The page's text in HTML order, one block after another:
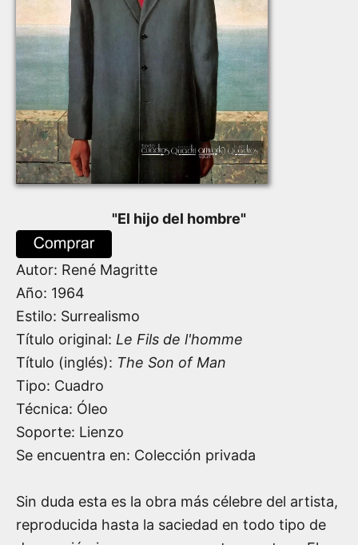
"El hijo del hombre"
Autor: René Magritte
Año: 1964
Estilo: Surrealismo
Título original: Le Fils de l'homme
Título (inglés): The Son of Man
Tipo: Cuadro
Técnica: Óleo
Soporte: Lienzo
Se encuentra en: Colección privada
Sin duda esta es la obra más célebre del artista,
reproducida hasta la saciedad en todo tipo de